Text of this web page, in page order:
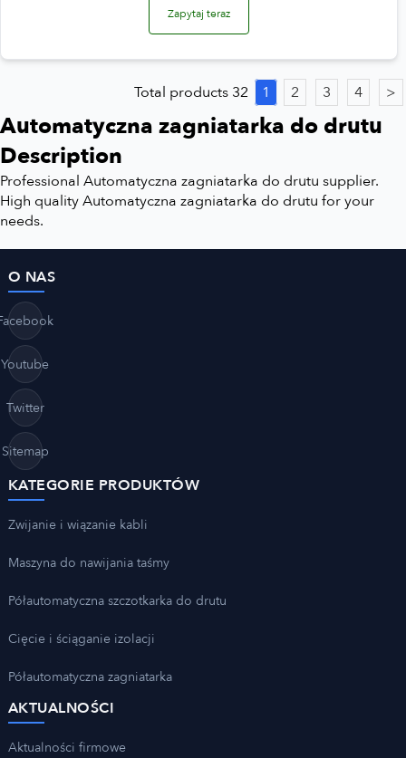
Zapytaj teraz
Total products 32 1 2 3 4 >
Automatyczna zagniatarka do drutu
Description
Professional Automatyczna zagniatarka do drutu supplier.
High quality Automatyczna zagniatarka do drutu for your
needs.
O NAS
Youtube
Twitter
Sitemap
KATEGORIE PRODUKTÓW
Zwijanie i wiązanie kabli
Maszyna do nawijania taśmy
Półautomatyczna szczotkarka do drutu
Cięcie i ściąganie izolacji
Półautomatyczna zagniatarka
AKTUALNOŚCI
Aktualności firmowe